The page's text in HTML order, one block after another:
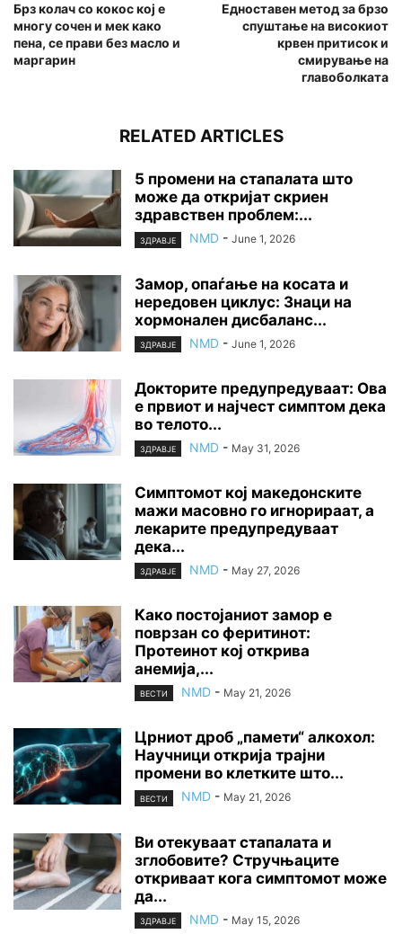
Брз колач со кокос кој е
многу сочен и мек како
пена, се прави без масло и
маргарин
Едноставен метод за брзо
спуштање на високиот
крвен притисок и
смирување на
главоболката
RELATED ARTICLES
5 промени на стапалата што
може да откријат скриен
здравствен проблем:...
ЗДРАВЈЕ NMD - June 1, 2026
Замор, опаѓање на косата и
нередовен циклус: Знаци на
хормонален дисбаланс...
ЗДРАВЈЕ NMD - June 1, 2026
Докторите предупредуваат: Ова
е првиот и најчест симптом дека
во телото...
ЗДРАВЈЕ NMD - May 31, 2026
Симптомот кој македонските
мажи масовно го игнорираат, а
лекарите предупредуваат
дека...
ЗДРАВЈЕ NMD - May 27, 2026
Како постојаниот замор е
поврзан со феритинот:
Протеинот кој открива
анемија,...
ВЕСТИ NMD - May 21, 2026
Црниот дроб „памети“ алкохол:
Научници открија трајни
промени во клетките што...
ВЕСТИ NMD - May 21, 2026
Ви отекуваат стапалата и
зглобовите? Стручњаците
откриваат кога симптомот може
да...
ЗДРАВЈЕ NMD - May 15, 2026